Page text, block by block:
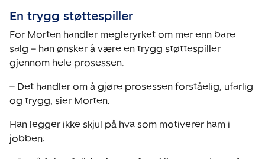
En trygg støttespiller
For Morten handler megleryrket om mer enn bare
salg – han ønsker å være en trygg støttespiller
gjennom hele prosessen.
– Det handler om å gjøre prosessen forståelig, ufarlig
og trygg, sier Morten.
Han legger ikke skjul på hva som motiverer ham i
jobben: